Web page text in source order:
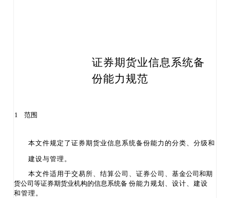
证券期货业信息系统备
份能力规范
1 范围
本文件规定了证券期货业信息系统备份能力的分类、分级和
建设与管理。
本文件适用于交易所、结算公司、证券公司、基金公司和期
货公司等证券期货业机构的信息系统备 份能力规划、设计、建设
和管理。